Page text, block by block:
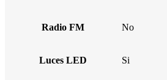
Radio FM No
Luces LED Si